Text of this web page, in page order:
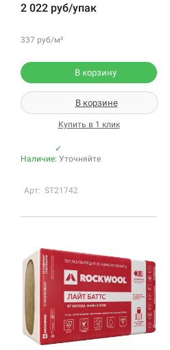
2 022 руб/упак
337 руб/м²
В корзину
В корзине
Купить в 1 клик
✓
Наличие: Уточняйте
Арт: ST21742